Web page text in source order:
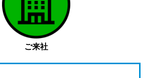
ご来社